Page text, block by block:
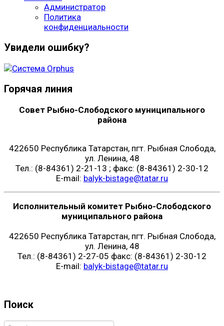
Администратор
Политика
конфиденциальности
Увидели ошибку?
Горячая линия
Совет Рыбно-Слободского муниципального
района
422650 Республика Татарстан, пгт. Рыбная Слобода,
ул. Ленина, 48
Тел.: (8-84361) 2-21-13 ; факс: (8-84361) 2-30-12
E-mail: balyk-bistage@tatar.ru
Исполнительный комитет Рыбно-Слободского
муниципального района
422650 Республика Татарстан, пгт. Рыбная Слобода,
ул. Ленина, 48
Тел.: (8-84361) 2-27-05 факс: (8-84361) 2-30-12
E-mail: balyk-bistage@tatar.ru
Поиск